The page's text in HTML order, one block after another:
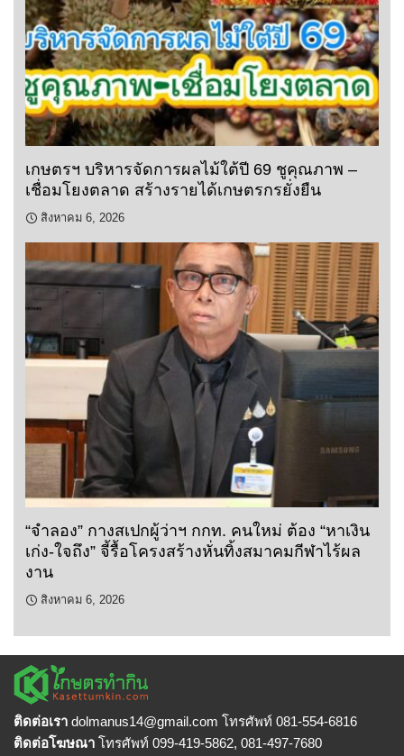
เกษตรฯ บริหารจัดการผลไม้ใต้ปี 69 ชูคุณภาพ –
เชื่อมโยงตลาด สร้างรายได้เกษตรกรยั่งยืน
สิงหาคม 6, 2026
“จำลอง” กางสเปกผู้ว่าฯ กกท. คนใหม่ ต้อง “หาเงิน
เก่ง-ใจถึง” จี้รื้อโครงสร้างหั่นทิ้งสมาคมกีฬาไร้ผล
งาน
สิงหาคม 6, 2026
ติดต่อเรา dolmanus14@gmail.com โทรศัพท์ 081-554-6816
ติดต่อโฆษณา โทรศัพท์ 099-419-5862, 081-497-7680